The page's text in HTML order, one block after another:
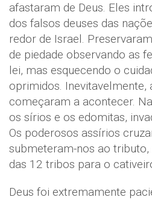
afastaram de Deus. Eles
dos falsos deuses das
redor de Israel.
de piedade observando as
lei, mas esquecendo o
oprimidos. Inevitavelmente,
começaram a acontecer.
os sírios e os edomitas,
Os poderosos assírios
submeteram-nos ao
das 12 tribos para o
Deus foi extremamente